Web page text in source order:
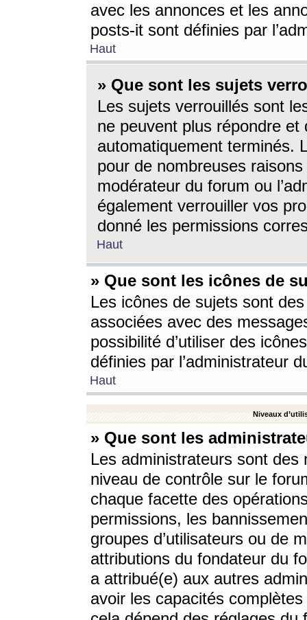
avec les annonces et les
posts-it sont définies par
Haut
» Que sont les sujets
Les sujets verrouillés sont
ne peuvent plus répondre
automatiquement terminés.
pour de nombreuses
modérateur du forum ou
également verrouiller vos
donné les permissions
Haut
» Que sont les icônes de
Les icônes de sujets sont
associées avec des
possibilité d’utiliser des
définies par l’administrateur
Haut
Niveaux
» Que sont les
Les administrateurs sont
niveau de contrôle sur le
chaque facette des
permissions, les
groupes d’utilisateurs ou de
attributions du fondateur du
a attribué(e) aux autres
avoir les capacités